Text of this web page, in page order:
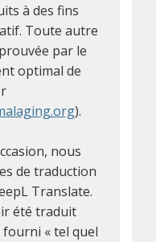
à des fins
Toute autre
par le
optimal de
).
nous
de traduction
Translate.
été traduit
« tel quel